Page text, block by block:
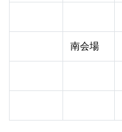
南会場